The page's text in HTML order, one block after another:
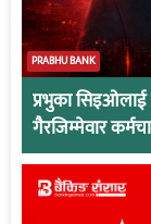
PRABHU BANK
प्रभुका सिइओलाई
गैरजिम्मेवार